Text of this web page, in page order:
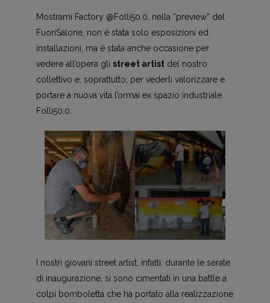
Mostrami Factory @Folli50.0, nella “preview” del
FuoriSalone, non è stata solo esposizioni ed
installazioni, ma è stata anche occasione per
vedere all’opera gli street artistdel nostro
collettivo e, soprattutto, per vederli valorizzare e
portare a nuova vita l’ormai ex spazio industriale
Folli50.0.
I nostri giovani street artist, infatti, durante le serate
di inaugurazione, si sono cimentati in una battle a
colpi bomboletta che ha portato alla realizzazione